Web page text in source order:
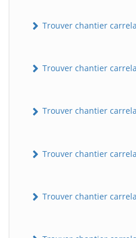
Trouver chantier
Trouver chantier
Trouver chantier
Trouver chantier
Trouver chantier
BatiWebPro